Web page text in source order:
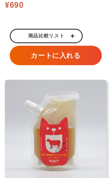
¥690
商品比較リスト
カートに入れる